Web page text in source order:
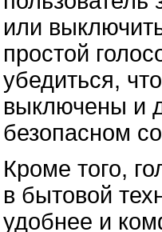
или
простой
убедиться,
выключены и
безопасном
Кроме того,
в бытовой
удобнее и